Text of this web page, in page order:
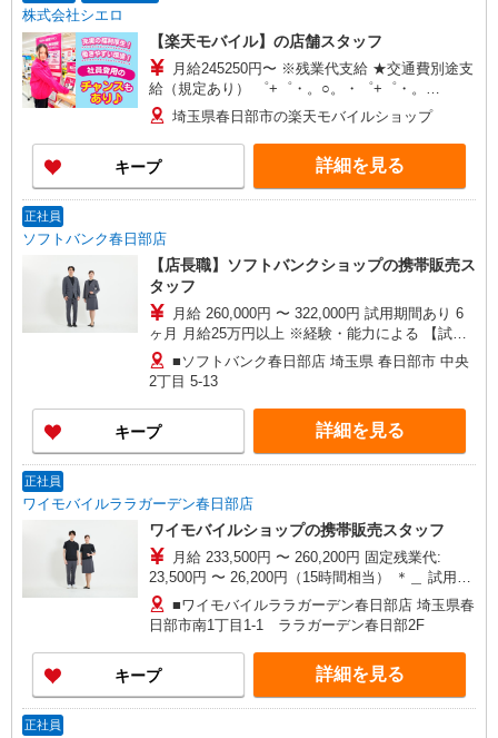
株式会社シエロ
【楽天モバイル】の店舗スタッフ
月給245250円〜 ※残業代支給 ★交通費別途支
給（規定あり） ゜+゜・。○。・゜+゜・。
○。・゜+゜ 入社祝い金10万円支給(規定有) お友達
を紹介頂くと, インセンティブ支給(規定有) ゜・。
○。・゜+゜・。○。・゜+゜
埼玉県春日部市の楽天モバイルショップ
キープ 詳細を見る
正社員
ソフトバンク春日部店
【店長職】ソフトバンクショップの携帯販売ス
タッフ
月給 260,000円 〜 322,000円 試用期間あり 6
ヶ月 月給25万円以上 ※経験・能力による 【試用
期間】月給 260000 円 〜 322000 円
■ソフトバンク春日部店 埼玉県 春日部市 中央
2丁目 5‐13
キープ 詳細を見る
正社員
ワイモバイルララガーデン春日部店
ワイモバイルショップの携帯販売スタッフ
月給 233,500円 〜 260,200円 固定残業代:
23,500円 〜 26,200円（15時間相当） ＊＿ 試用期
間あり 6ヶ月 ※経験・能力による 【試用期間】月
給 233500 円 〜 260200 円
■ワイモバイルララガーデン春日部店 埼玉県春
日部市南1丁目1‐1 ララガーデン春日部2F
キープ 詳細を見る
正社員